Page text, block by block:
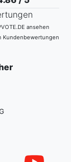
ansehen
Kundenbewertungen